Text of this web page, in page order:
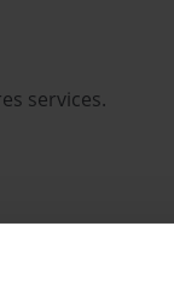
services.